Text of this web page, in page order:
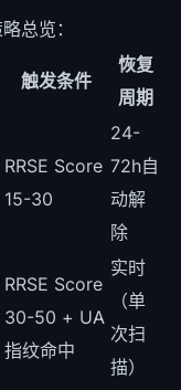
总览：
触发条件
恢复
周期
RRSE Score
15-30
24-
72h自
动解
除
RRSE Score
30-50 + UA
指纹命中
实时
（单
次扫
描）